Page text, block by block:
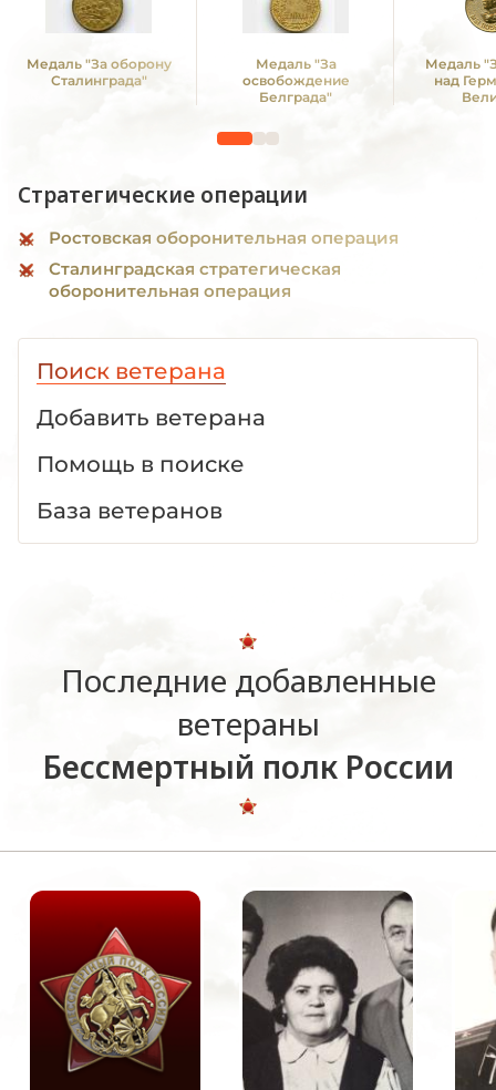
Медаль "За оборону
Сталинграда"
Медаль "За
освобождение
Белграда"
Медаль
над
Стратегические операции
Ростовская оборонительная операция
Сталинградская стратегическая
оборонительная операция
Поиск ветерана
Добавить ветерана
Помощь в поиске
База ветеранов
Последние добавленные
ветераны
Бессмертный полк России